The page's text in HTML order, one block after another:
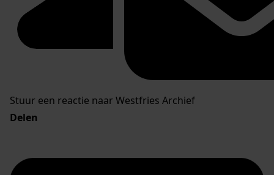
Stuur een reactie naar Westfries Archief
Delen